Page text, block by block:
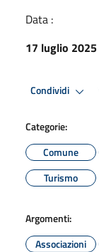
Data :
17 luglio 2025
Condividi
Categorie:
Comune
Turismo
Argomenti:
Associazioni